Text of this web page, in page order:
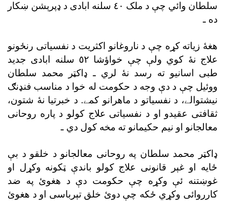
سلطان وائي چې د ملک ٤٠ سلنه ابادى د ډپرېشن ښکار
ده ـ
هغۀ زياته کړه چې د ناروغانو اکثريت د نفسياتى رنځونو
علاج نۀ کوي ولې چې خواؤشا ٥٢ سلنه ابادى جديد
طبى اسانيو ته رسد نۀ لري ـ ډاکټر محمد سلطان
ووئيل چې د دې وجه د حکومت له خوا د مناسب فنډنګ
نيشتوالے، د نفسياتو د ماهرانو کمے. د خبرتيا نۀ شتون،
ثقافتى عقيدو او د نفسياتى علاج کولو د پاره روحانى
معالجانو او نيم حکيمانو ته مخه کول دي ـ
ډاکټر محمد سلطان په روحانى معالجانو د خلقو د بې
ځايه او غېر قانونى علاج کولو باندې ټکونه وکړل او
غوښتنه ئې وکړه چې حکومت دې د هغوئ په ضد
کارروائى وکړي ځکه چې دوئ خلق تېرباسى او د هغوئ